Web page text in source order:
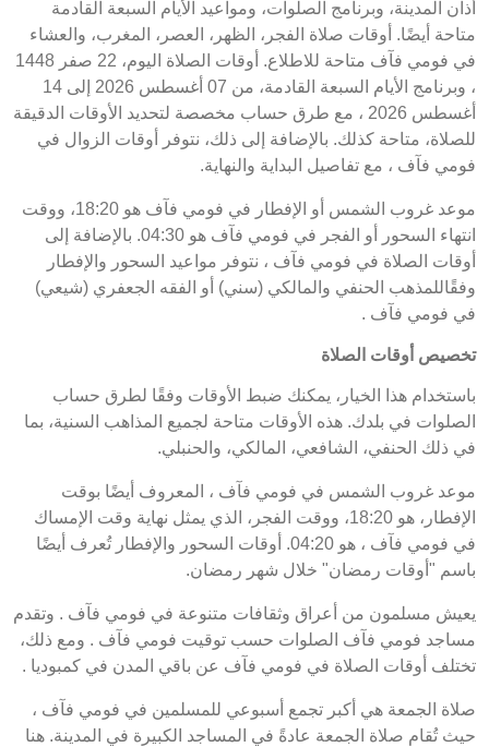
أذان المدينة، وبرنامج الصلوات، ومواعيد الأيام السبعة القادمة
متاحة أيضًا. أوقات صلاة الفجر، الظهر، العصر، المغرب، والعشاء
في فومي فآف متاحة للاطلاع. أوقات الصلاة اليوم، 22 صفر 1448
، وبرنامج الأيام السبعة القادمة، من 07 أغسطس 2026 إلى 14
أغسطس 2026 ، مع طرق حساب مخصصة لتحديد الأوقات الدقيقة
للصلاة، متاحة كذلك. بالإضافة إلى ذلك، نتوفر أوقات الزوال في
فومي فآف ، مع تفاصيل البداية والنهاية.
موعد غروب الشمس أو الإفطار في فومي فآف هو 18:20، ووقت
انتهاء السحور أو الفجر في فومي فآف هو 04:30. بالإضافة إلى
أوقات الصلاة في فومي فآف ، نتوفر مواعيد السحور والإفطار
وفقًاللمذهب الحنفي والمالكي (سني) أو الفقه الجعفري (شيعي)
في فومي فآف .
تخصيص أوقات الصلاة
باستخدام هذا الخيار، يمكنك ضبط الأوقات وفقًا لطرق حساب
الصلوات في بلدك. هذه الأوقات متاحة لجميع المذاهب السنية، بما
في ذلك الحنفي، الشافعي، المالكي، والحنبلي.
موعد غروب الشمس في فومي فآف ، المعروف أيضًا بوقت
الإفطار، هو 18:20، ووقت الفجر، الذي يمثل نهاية وقت الإمساك
في فومي فآف ، هو 04:20. أوقات السحور والإفطار تُعرف أيضًا
باسم "أوقات رمضان" خلال شهر رمضان.
يعيش مسلمون من أعراق وثقافات متنوعة في فومي فآف . وتقدم
مساجد فومي فآف الصلوات حسب توقيت فومي فآف . ومع ذلك،
تختلف أوقات الصلاة في فومي فآف عن باقي المدن في كمبوديا .
صلاة الجمعة هي أكبر تجمع أسبوعي للمسلمين في فومي فآف ،
حيث تُقام صلاة الجمعة عادةً في المساجد الكبيرة في المدينة. هنا